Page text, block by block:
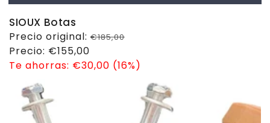
SIOUX Botas
Precio
habitual
Precio original: €185,00
Precio
de
venta
Precio: €155,00
Te ahorras: €30,00 (16%)